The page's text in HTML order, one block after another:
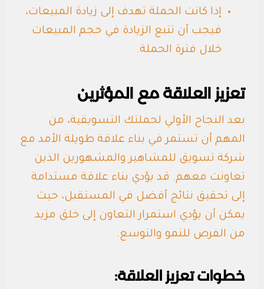
إذا كانت الحملة تهدف إلى زيادة المبيعات،
فيجب أن تتبع الزيادة في حجم المبيعات
خلال فترة الحملة.
تعزيز العلاقة مع المؤثرين
بعد النجاح الأولي لحملتك التسويقية، من
المهم أن تستمر في بناء علاقة طويلة الأمد مع
شركة تسويق للمشاهير والمشهورين الذين
تعاونت معهم. قد يؤدي بناء علاقة مستدامة
إلى تحقيق نتائج أفضل في المستقبل، حيث
يمكن أن يؤدي استمرار التعاون إلى خلق مزيد
من الفرص للنمو والتوسع.
خطوات تعزيز العلاقة: